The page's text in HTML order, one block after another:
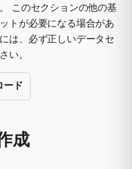
このセクションの他の基
トが必要になる場合があ
は、必ず正しいデータセ
い。
ード
成